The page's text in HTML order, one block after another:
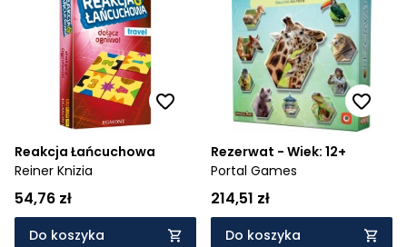
Reakcja Łańcuchowa
Reiner Knizia
54,76 zł
Do koszyka
Rezerwat - Wiek: 12+
Portal Games
214,51 zł
Do koszyka